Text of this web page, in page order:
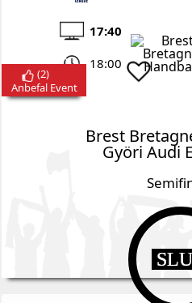
17:40
18:00
Brest
Györi Audi
(2)
Anbefal Event